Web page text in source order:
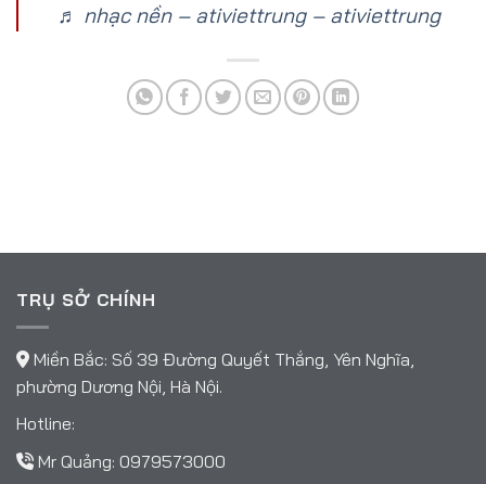
♬ nhạc nền – ativiettrung – ativiettrung
TRỤ SỞ CHÍNH
Miền Bắc: Số 39 Đường Quyết Thắng, Yên Nghĩa,
phường Dương Nội, Hà Nội.
Hotline:
Mr Quảng: 0979573000